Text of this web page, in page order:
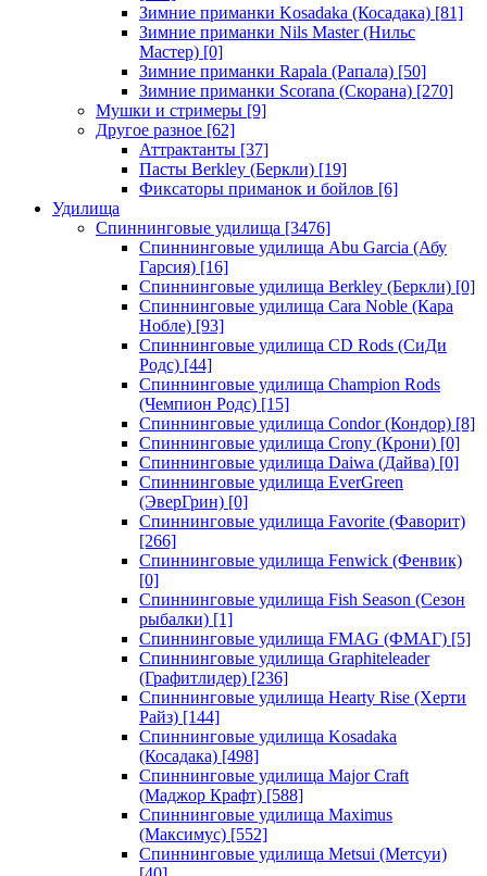
Зимние приманки Kosadaka (Косадака) [81]
Зимние приманки Nils Master (Нильс
Мастер) [0]
Зимние приманки Rapala (Рапала) [50]
Зимние приманки Scorana (Скорана) [270]
Мушки и стримеры [9]
Другое разное [62]
Аттрактанты [37]
Пасты Berkley (Беркли) [19]
Фиксаторы приманок и бойлов [6]
Удилища
Спиннинговые удилища [3476]
Спиннинговые удилища Abu Garcia (Абу
Гарсия) [16]
Спиннинговые удилища Berkley (Беркли) [0]
Спиннинговые удилища Cara Noble (Кара
Нобле) [93]
Спиннинговые удилища CD Rods (СиДи
Родс) [44]
Спиннинговые удилища Champion Rods
(Чемпион Родс) [15]
Спиннинговые удилища Condor (Кондор) [8]
Спиннинговые удилища Crony (Крони) [0]
Спиннинговые удилища Daiwa (Дайва) [0]
Спиннинговые удилища EverGreen
(ЭверГрин) [0]
Спиннинговые удилища Favorite (Фаворит)
[266]
Спиннинговые удилища Fenwick (Фенвик)
[0]
Спиннинговые удилища Fish Season (Сезон
рыбалки) [1]
Спиннинговые удилища FMAG (ФМАГ) [5]
Спиннинговые удилища Graphiteleader
(Графитлидер) [236]
Спиннинговые удилища Hearty Rise (Херти
Райз) [144]
Спиннинговые удилища Kosadaka
(Косадака) [498]
Спиннинговые удилища Major Craft
(Маджор Крафт) [588]
Спиннинговые удилища Maximus
(Максимус) [552]
Спиннинговые удилища Metsui (Метсуи)